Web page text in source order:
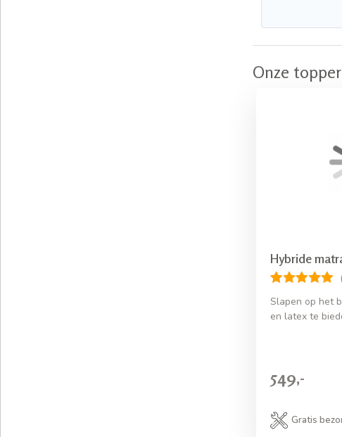
Onze
Hybride
Slapen op het
en latex te
549,-
Gratis